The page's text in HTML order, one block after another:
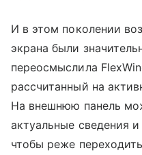
И в этом поколении
экрана были
переосмыслила
рассчитанный на
На внешнюю панель
актуальные сведения
чтобы реже